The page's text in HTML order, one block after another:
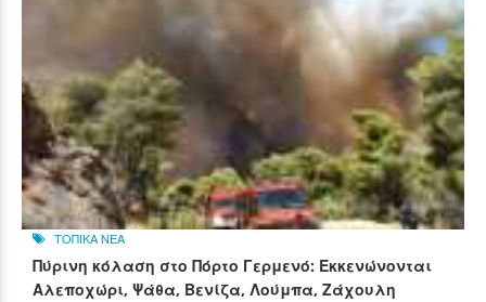
ΤΟΠΙΚΑ ΝΕΑ
Πύρινη κόλαση στο Πόρτο Γερμενό: Εκκενώνονται
Αλεποχώρι, Ψάθα, Βενίζα, Λούμπα, Ζάχουλη